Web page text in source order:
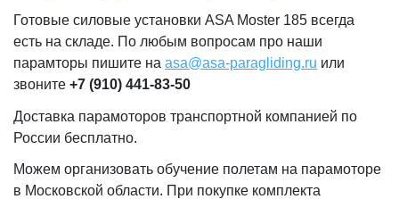
Готовые силовые установки ASA Moster 185 всегда
есть на складе. По любым вопросам про наши
парамторы пишите на asa@asa-paragliding.ru или
звоните +7 (910) 441-83-50
Доставка парамоторов транспортной компанией по
России бесплатно.
Можем организовать обучение полетам на парамоторе
в Московской области. При покупке комплекта